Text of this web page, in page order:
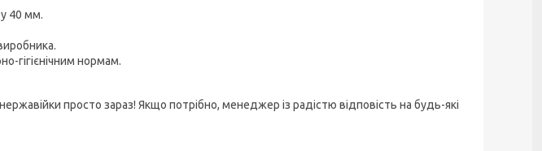
40 мм.
гігієнічним нормам.
просто зараз! Якщо потрібно, менеджер із радістю відповість на будь-які